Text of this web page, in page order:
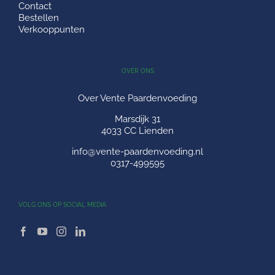
Contact
Bestellen
Verkooppunten
OVER ONS
Over Vente Paardenvoeding
Marsdijk 31
4033 CC Lienden
info@vente-paardenvoeding.nl
0317-499595
VOLG ONS OP SOCIAL MEDIA